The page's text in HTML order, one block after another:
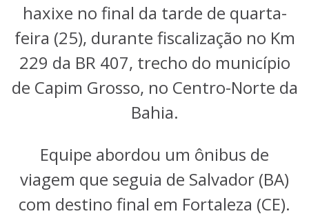
haxixe no final da tarde de quarta-
feira (25), durante fiscalização no Km
229 da BR 407, trecho do município
de Capim Grosso, no Centro-Norte da
Bahia.
Equipe abordou um ônibus de
viagem que seguia de Salvador (BA)
com destino final em Fortaleza (CE).